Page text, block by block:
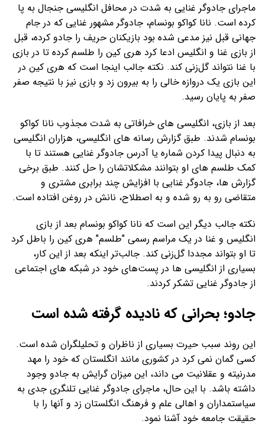
ماجرای جادوگر غنایی به شدت در محافل انگلیسی جنجال به پا
کرده است. نانا کواکو بونسام، جادوگر مشهور غنایی که در جام
جهانی قبل نیز مدعی شده بود بازیکنان حریف را جادو کرده، قبل
از بازی غنا و انگلیس ادعا کرد هری کین را طلسم کرده تا در بازی
با غنا نتواند گل‌زنی کند. نکته جالب اینجا است که هری کین در
این بازی یک دروازه خالی را به بیرون زد و بازی نیز با نتیجه صفر
صفر به پایان رسید.
بعد از بازی، انگلیسی های خرافاتی به شدت مجذوب نانا کواکو
بونسام شدند. طبق گزارش رسانه های انگلیسی، هزاران انگلیسی
به دنبال پیدا کردن شماره یا آدرس جادوگر غنایی هستند تا با
کمک طلسم های او بتوانند مشکلاتشان را حل کنند. طبق برخی
گزارش ها، جادوگر غنایی با افزایش چند برابری مشتری و
متقاضی رو به رو شده و به اصطلاح، نانش در روغن افتاده است.
نکته جالب دیگر این است که نانا کواکو بونسام بعد از بازی
انگلیس و غنا در یک مراسم رسمی "طلسم" هری کین را باطل کرد
تا او بتواند مجددا گل‌زنی کند. جالب‌تر اینکه بعد از این کار،
بسیاری از انگلیسی ها در پست‌های خود در شبکه های اجتماعی
از جادوگر غنایی تشکر کردند.
جادو؛ بحرانی که نادیده گرفته شده است
این روند سبب حیرت بسیاری از ناظران و تحلیلگران شده است.
کسی گمان نمی کرد در کشوری مانند انگلستان که خود را مهد
مدرنیته و عقلانیت می داند، این میزان گرایش به جادو وجود
داشته باشد. با این حال، ماجرای جادوگر غنایی تلنگری جدی به
سیاستمداران و اهالی علم و فرهنگ انگلستان زد و آنها را با
حقیقت جامعه خود آشنا نمود.